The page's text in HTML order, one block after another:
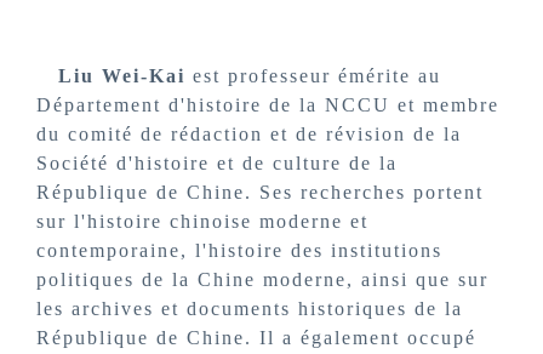
Liu Wei-Kai est professeur émérite au
Département d'histoire de la NCCU et membre
du comité de rédaction et de révision de la
Société d'histoire et de culture de la
République de Chine. Ses recherches portent
sur l'histoire chinoise moderne et
contemporaine, l'histoire des institutions
politiques de la Chine moderne, ainsi que sur
les archives et documents historiques de la
République de Chine. Il a également occupé